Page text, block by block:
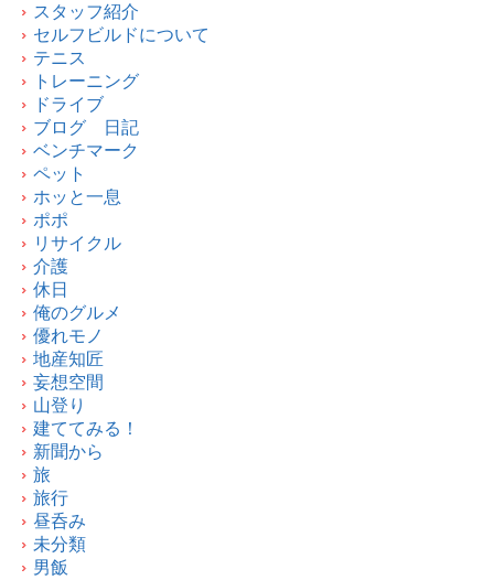
スタッフ紹介
セルフビルドについて
テニス
トレーニング
ドライブ
ブログ 日記
ベンチマーク
ペット
ホッと一息
ポポ
リサイクル
介護
休日
俺のグルメ
優れモノ
地産知匠
妄想空間
山登り
建ててみる！
新聞から
旅
旅行
昼呑み
未分類
男飯